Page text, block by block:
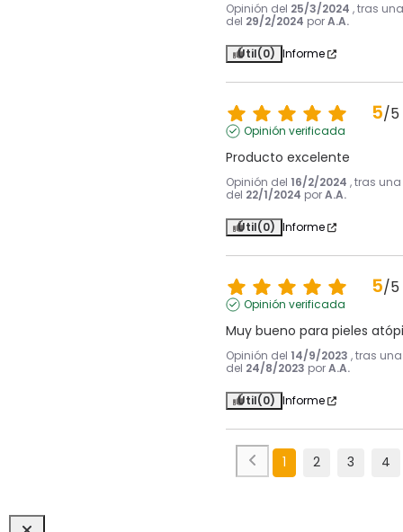
Opinión del 25/3/2024 , tras
del 29/2/2024 porA.A.
Útil(0) Informe
5/5
Opinión verificada
Producto excelente
Opinión del 16/2/2024 , tras
del 22/1/2024 porA.A.
Útil(0) Informe
5/5
Opinión verificada
Muy bueno para pieles
Opinión del 14/9/2023 , tras
del 24/8/2023 porA.A.
Útil(0) Informe
1 2 3 4